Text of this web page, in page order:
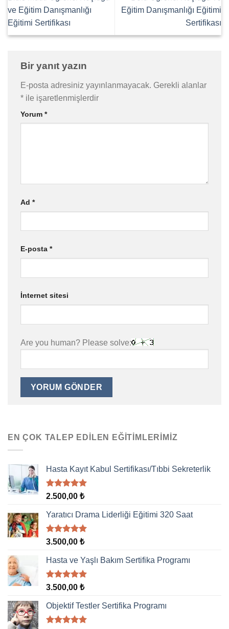
ve Eğitim Danışmanlığı
Eğitimi Sertifikası
Eğitim Danışmanlığı Eğitimi
Sertifikası
Bir yanıt yazın
E-posta adresiniz yayınlanmayacak. Gerekli alanlar
* ile işaretlenmişlerdir
Yorum *
Ad *
E-posta *
İnternet sitesi
Are you human? Please solve:
EN ÇOK TALEP EDILEN EĞITIMLERIMIZ
Hasta Kayıt Kabul Sertifikası/Tıbbi Sekreterlik
5 üzerinden
aldı
2.500,00 ₺
Yaratıcı Drama Liderliği Eğitimi 320 Saat
5 üzerinden
aldı
3.500,00 ₺
Hasta ve Yaşlı Bakım Sertifika Programı
5 üzerinden
aldı
3.500,00 ₺
Objektif Testler Sertifika Programı